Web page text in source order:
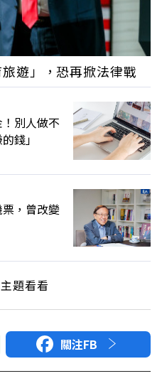
遊」，恐再掀法律戰
別人做不
錢」
，曾改變
題看看
關注FB